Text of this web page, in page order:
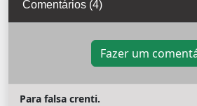
Comentários (4)
Fazer um
Para falsa crenti.